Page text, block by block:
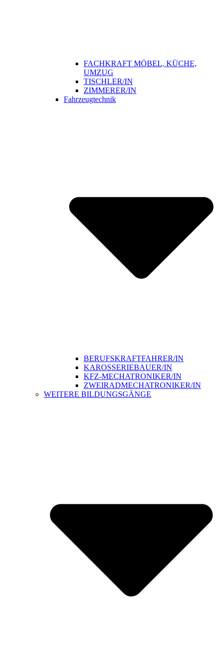
FACHKRAFT MÖBEL, KÜCHE,
UMZUG
TISCHLER/IN
ZIMMERER/IN
Fahrzeugtechnik
BERUFSKRAFTFAHRER/IN
KAROSSERIEBAUER/IN
KFZ-MECHATRONIKER/IN
ZWEIRADMECHATRONIKER/IN
WEITERE BILDUNGSGÄNGE